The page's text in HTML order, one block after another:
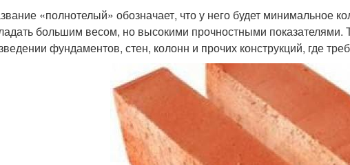
«полнотелый» обозначает, что у него будет минимальное
большим весом, но высокими прочностными показателями.
фундаментов, стен, колонн и прочих конструкций, где